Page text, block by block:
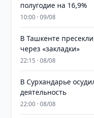
полугодие на 16,9%
10:00 · 09/08
В Ташкенте
через «закладки»
22:15 · 08/08
В Сурхандарье
деятельность
22:00 · 08/08